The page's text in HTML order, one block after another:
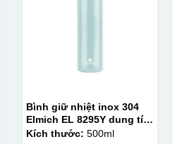
Bình giữ nhiệt inox 304
Elmich EL 8295Y dung tích
500ml
Kích thước: 500ml